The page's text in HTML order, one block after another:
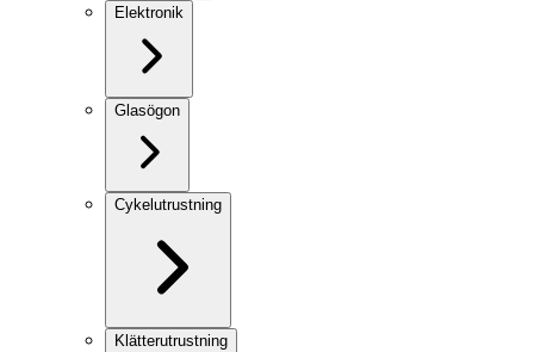
Elektronik
Glasögon
Cykelutrustning
Klätterutrustning